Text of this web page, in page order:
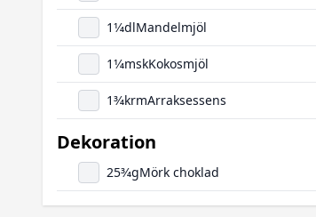
11/4dlMandelmjöl
11/4mskKokosmjöl
13/4krmArraksessens
Dekoration
253/4gMörk choklad